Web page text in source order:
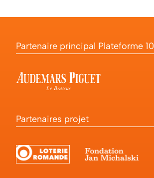
Partenaire principal Plateforme 10
Partenaires projet